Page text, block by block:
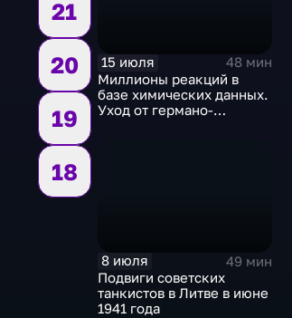
21
20
19
18
15 июля
48 мин
Миллионы реакций в
базе химических данных.
Уход от германо-
8 июля
49 мин
Подвиги советских
танкистов в Литве в июне
1941 года